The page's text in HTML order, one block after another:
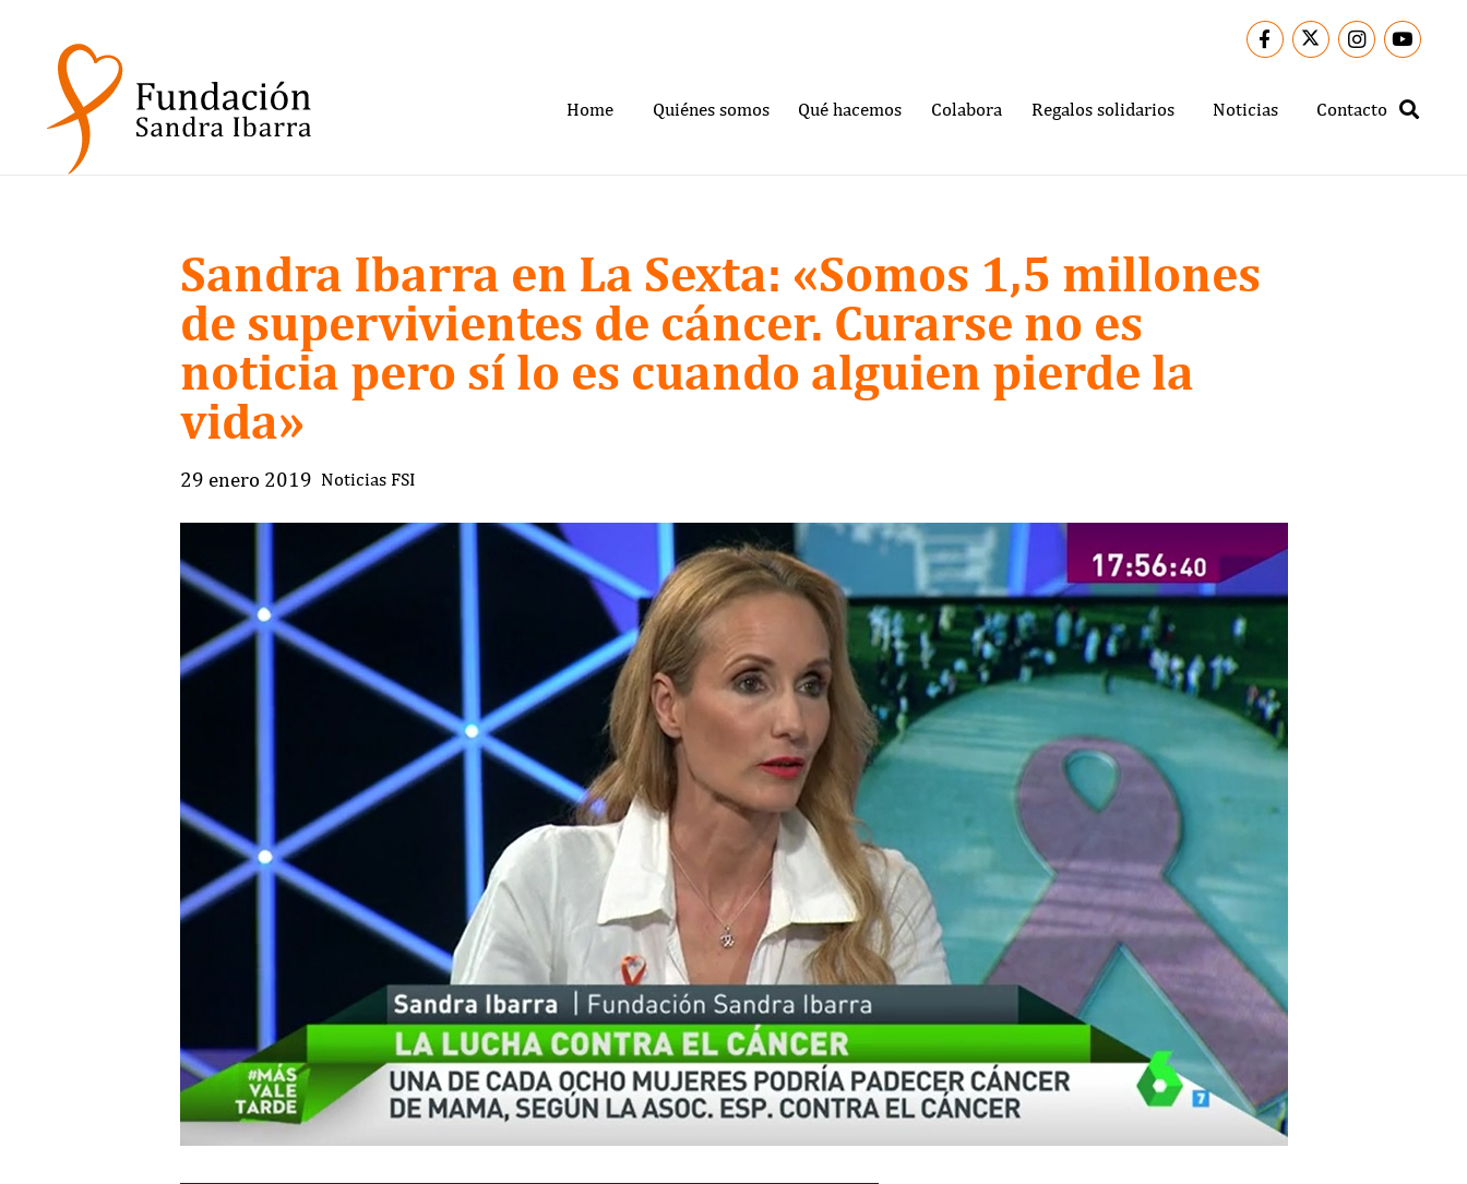
Home Quiénes somos Qué hacemos Colabora Regalos solidarios Noticias Contacto
Sandra Ibarra en La Sexta: «Somos 1,5 millones
de supervivientes de cáncer. Curarse no es
noticia pero sí lo es cuando alguien pierde la
vida»
29 enero 2019 Noticias FSI